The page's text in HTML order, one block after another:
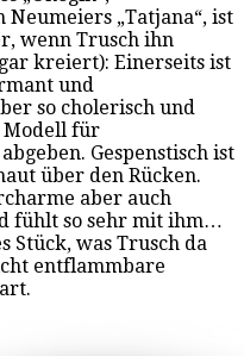
„Tatjana“, ist
wenn Trusch ihn
kreiert): Einerseits ist
und
so cholerisch und
Modell für
Gespenstisch ist
über den Rücken.
aber auch
fühlt so sehr mit ihm…
Stück, was Trusch da
entflammbare